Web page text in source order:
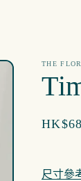
THE
定
尺寸參